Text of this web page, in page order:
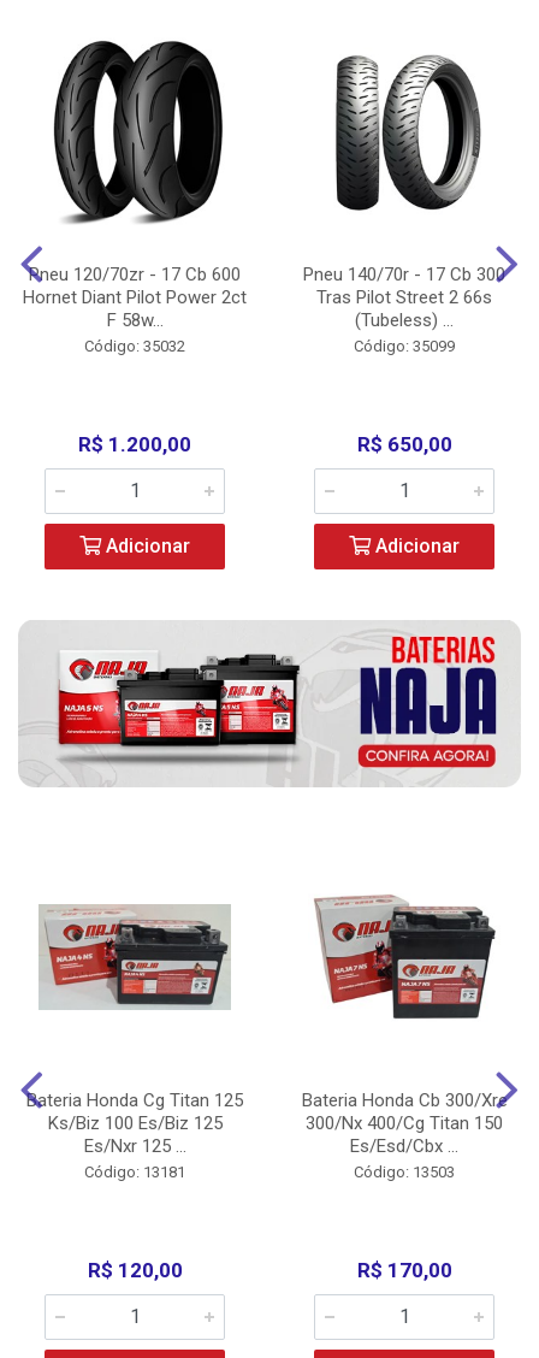
Pneu 120/70zr - 17 Cb 600
Hornet Diant Pilot Power 2ct
F 58w...
Código: 35032
R$ 1.200,00
Adicionar
Pneu 140/70r - 17 Cb 300
Tras Pilot Street 2 66s
(Tubeless) ...
Código: 35099
R$ 650,00
Adicionar
Bateria Honda Cg Titan 125
Ks/Biz 100 Es/Biz 125
Es/Nxr 125 ...
Código: 13181
R$ 120,00
Bateria Honda Cb 300/Xre
300/Nx 400/Cg Titan 150
Es/Esd/Cbx ...
Código: 13503
R$ 170,00